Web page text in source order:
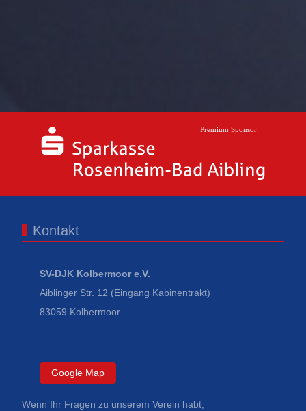
Kontakt
SV-DJK Kolbermoor e.V.
Aiblinger Str. 12 (Eingang Kabinentrakt)
83059 Kolbermoor
Google Map
Wenn Ihr Fragen zu unserem Verein habt,